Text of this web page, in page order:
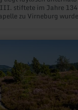
stiftete im Jahre
zu Virneburg
die Hausstelle
darbringen zu können"
wird die Kapelle
Virneburgerin
(19. März), Hl.